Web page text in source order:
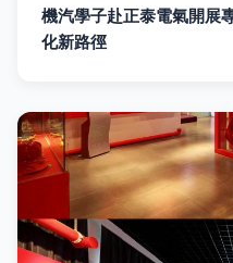
機汽學子赴正泰電氣開展
化新路徑